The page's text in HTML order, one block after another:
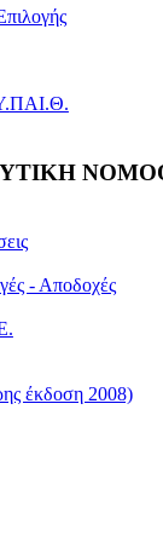
- Αποδοχές
έκδοση 2008)